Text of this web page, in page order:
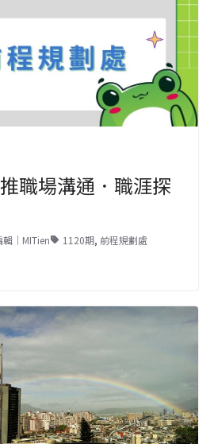
職場溝通．職涯探
輯｜MITien 1120期, 前程規劃處